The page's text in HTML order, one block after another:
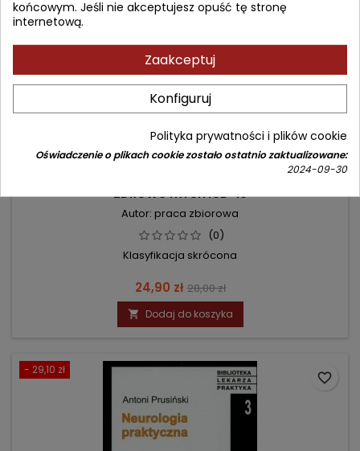
KATEGORIE 3-ZNAKOWE - MIĘDZYNARODOWA
ZDROWOTNYCH ICD-10
Autor: praca zbiorowa
(0)
Klasyfikacja skrócona
Cena
24,90 zł Cena
podstawowa
28,00 zł
 Dodaj do koszyka
- 29,10 zł
favorite_border
końcowym. Jeśli nie akceptujesz opuść tę stronę
internetową.
Zaakceptuj
Konfiguruj
Polityka prywatności i plików cookie
Oświadczenie o plikach cookie zostało ostatnio zaktualizowane:
2024-09-30